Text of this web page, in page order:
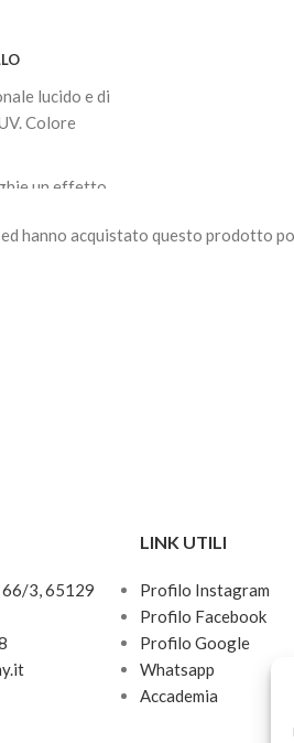
lucido e di
Colore
un effetto
di copertura.
hanno acquistato questo prodotto
66/3, 65129
LINK UTILI
Profilo Instagram
Profilo Facebook
Profilo Google
Whatsapp
Accademia